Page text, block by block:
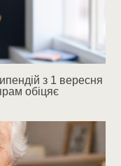
з 1 вересня
обіцяє